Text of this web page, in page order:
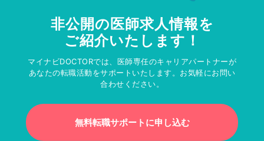
非公開の医師求人情報を
ご紹介いたします！
マイナビDOCTORでは、医師専任のキャリアパートナーが
あなたの転職活動をサポートいたします。お気軽にお問い
合わせください。
無料転職サポートに申し込む